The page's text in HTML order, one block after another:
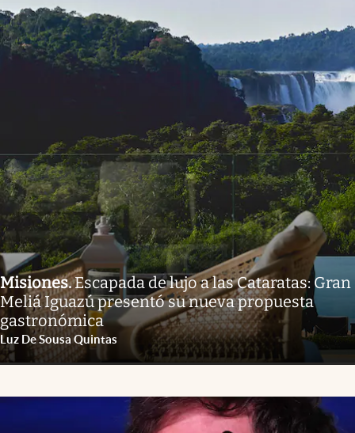
Misiones.Escapada de lujo a las Cataratas: Gran
Meliá Iguazú presentó su nueva propuesta
gastronómica
Luz De Sousa Quintas